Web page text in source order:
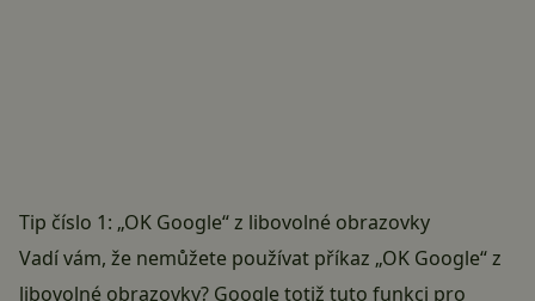
Tip číslo 1: „OK Google“ z libovolné obrazovky
Vadí vám, že nemůžete používat příkaz „OK Google“ z
libovolné obrazovky? Google totiž tuto funkci pro